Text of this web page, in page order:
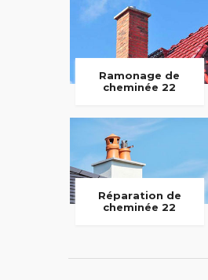
Ramonage de
cheminée 22
Réparation de
cheminée 22